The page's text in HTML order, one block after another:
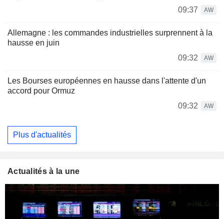
09:37
AW
Allemagne : les commandes industrielles surprennent à la
hausse en juin
09:32
AW
Les Bourses européennes en hausse dans l'attente d'un
accord pour Ormuz
09:32
AW
Plus d'actualités
Actualités à la une